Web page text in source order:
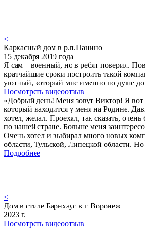
<
Каркасный дом в р.п.Панино
15 декабря 2019 года
Я сам – военный, но в ребят поверил.
кратчайшие сроки построить такой
уютный, который мне именно по душе
Посмотреть видеоотзыв
«Добрый день! Меня зовут Виктор! Я вот
который находится у меня на Родине.
хотел, желал. Проехал, так сказать, очень
по нашей стране. Больше меня
Очень хотел и выбирал много новых
области, Тульской, Липецкой области.
Подробнее
<
Дом в стиле Барнхаус в г. Воронеж
2023 г.
Посмотреть видеоотзыв